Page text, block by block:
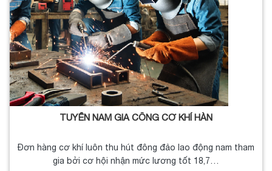
TUYỂN NAM GIA CÔNG CƠ KHÍ HÀN
Đơn hàng cơ khí luôn thu hút đông đảo lao động nam tham
gia bởi cơ hội nhận mức lương tốt 18,7…